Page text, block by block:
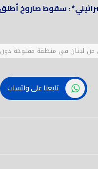
: سقوط صاروخ
لبنان في منطقة مفتوحة
تابعنا على واتساب